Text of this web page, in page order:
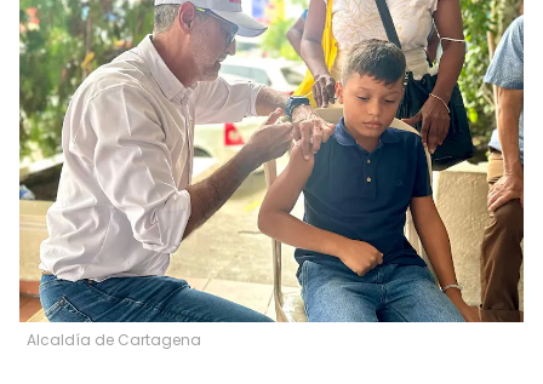
Alcaldía de Cartagena